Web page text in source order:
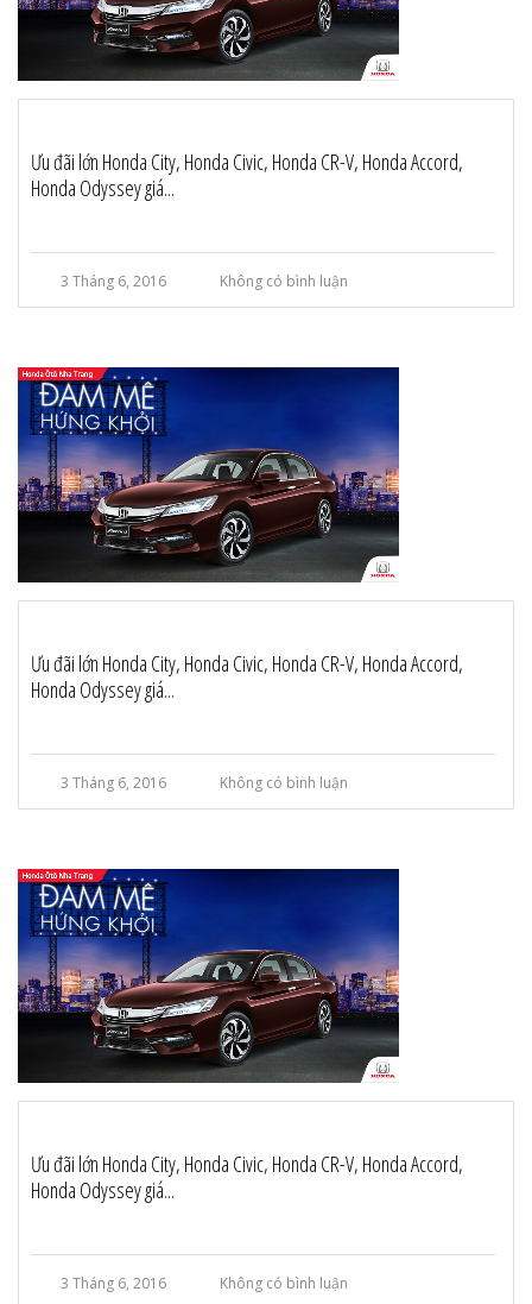
Ưu đãi lớn Honda City, Honda Civic, Honda CR-V, Honda Accord,
Honda Odyssey giá...
3 Tháng 6, 2016 Không có bình luận
Ưu đãi lớn Honda City, Honda Civic, Honda CR-V, Honda Accord,
Honda Odyssey giá...
3 Tháng 6, 2016 Không có bình luận
Ưu đãi lớn Honda City, Honda Civic, Honda CR-V, Honda Accord,
Honda Odyssey giá...
3 Tháng 6, 2016 Không có bình luận